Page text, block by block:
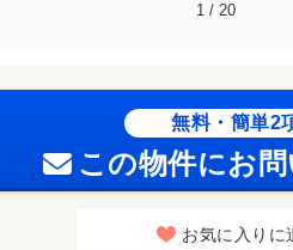
1 / 20
無料・簡単2
この物件にお
お気に入りに